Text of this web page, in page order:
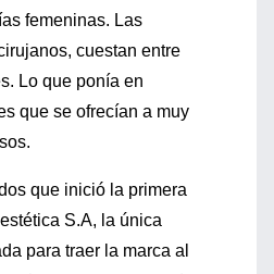
femeninas. Las
cuestan entre
Lo que ponía en
que se ofrecían a muy
que inició la primera
S.A, la única
para traer la marca al